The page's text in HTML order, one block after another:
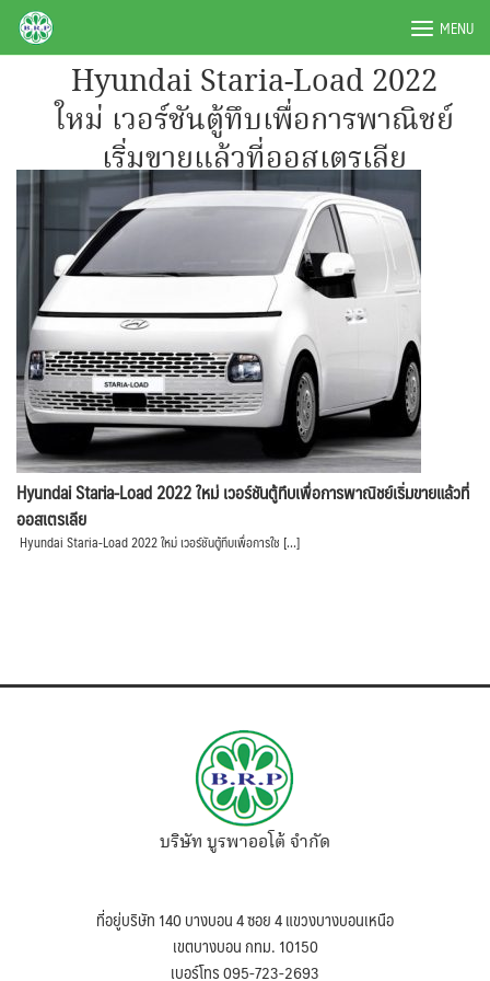
SkipBRPAUTO.COM MENU
Hyundai Staria-Load 2022
ใหม่ เวอร์ชันตู้ทึบเพื่อการพาณิชย์
เริ่มขายแล้วที่ออสเตรเลีย
Hyundai Staria-Load 2022 ใหม่ เวอร์ชันตู้ทึบเพื่อการพาณิชย์เริ่มขายแล้วที่
ออสเตรเลีย
Hyundai Staria-Load 2022 ใหม่ เวอร์ชันตู้ทึบเพื่อการใช […]
บริษัท บูรพาออโต้ จำกัด
ที่อยู่บริษัท 140 บางบอน 4 ซอย 4 แขวงบางบอนเหนือ
เขตบางบอน กทม. 10150
เบอร์โทร 095-723-2693